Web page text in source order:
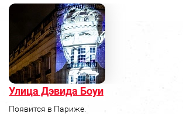
Улица Дэвида Боуи
Появится в Париже.